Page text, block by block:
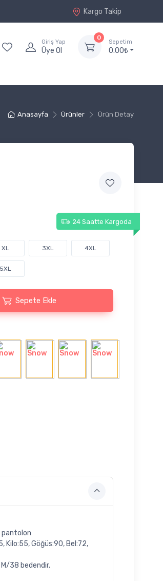
Kargo Takip
Giriş Yap
Üye Ol
0
Sepetim
0.00₺
Anasayfa Ürünler Ürün Detay
24 Saatte Kargoda
XL 3XL 4XL
5XL
Sepete Ekle
pantolon
Kilo:55, Göğüs:90, Bel:72,
38 bedendir.